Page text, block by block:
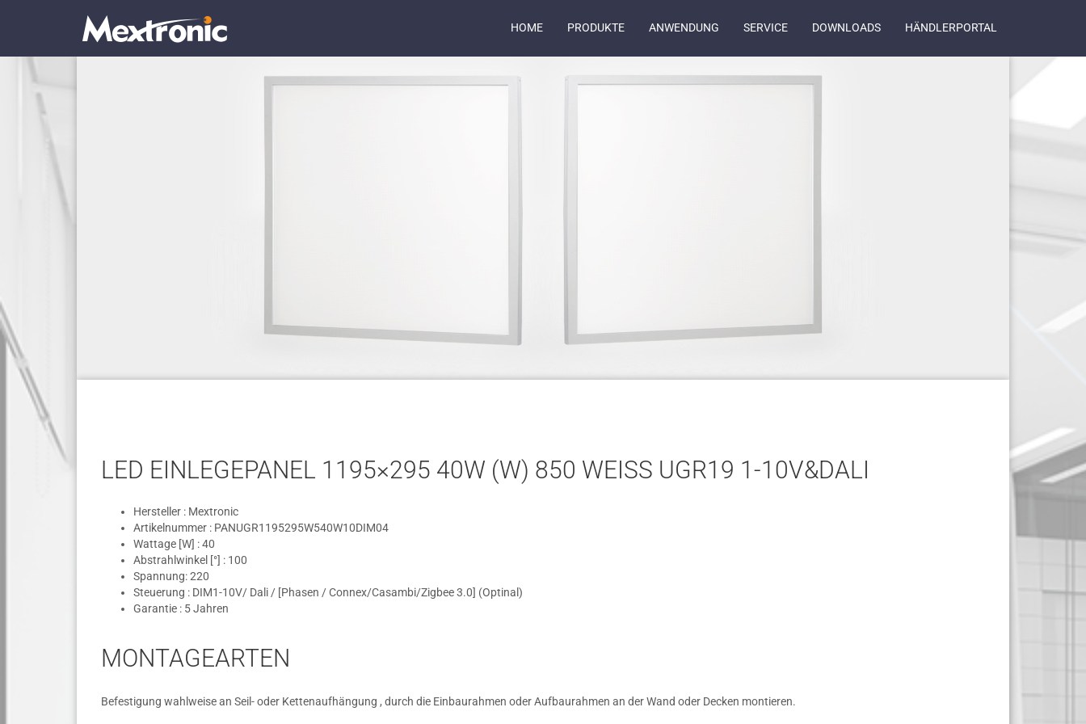
HOME PRODUKTE ANWENDUNG SERVICE DOWNLOADS HÄNDLERPORTAL
LED EINLEGEPANEL 1195×295 40W (W) 850 WEISS UGR19 1-10V&DALI
Hersteller : Mextronic
Artikelnummer : PANUGR1195295W540W10DIM04
Wattage [W] : 40
Abstrahlwinkel [°] : 100
Spannung: 220
Steuerung : DIM1-10V/ Dali / [Phasen / Connex/Casambi/Zigbee 3.0] (Optinal)
Garantie : 5 Jahren
MONTAGEARTEN
Befestigung wahlweise an Seil- oder Kettenaufhängung , durch die Einbaurahmen oder Aufbaurahmen an der Wand oder Decken montieren.